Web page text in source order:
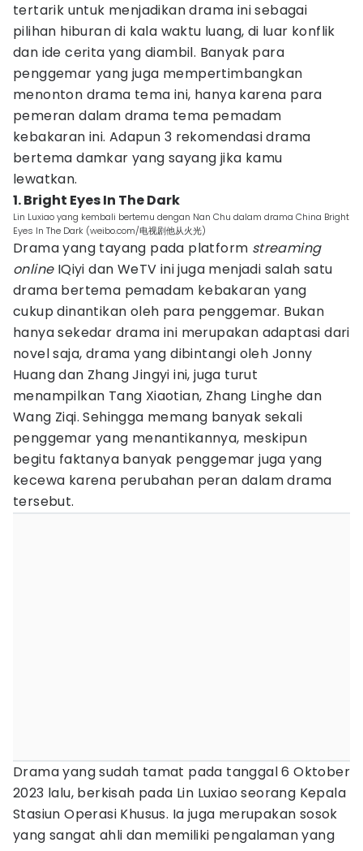
tertarik untuk menjadikan drama ini sebagai
pilihan hiburan di kala waktu luang, di luar konflik
dan ide cerita yang diambil. Banyak para
penggemar yang juga mempertimbangkan
menonton drama tema ini, hanya karena para
pemeran dalam drama tema pemadam
kebakaran ini. Adapun 3 rekomendasi drama
bertema damkar yang sayang jika kamu
lewatkan.
1. Bright Eyes In The Dark
Lin Luxiao yang kembali bertemu dengan Nan Chu dalam drama China Bright
Eyes In The Dark (weibo.com/电视剧他从火光)
Drama yang tayang pada platform streaming
onlineIQiyi dan WeTV ini juga menjadi salah satu
drama bertema pemadam kebakaran yang
cukup dinantikan oleh para penggemar. Bukan
hanya sekedar drama ini merupakan adaptasi dari
novel saja, drama yang dibintangi oleh Jonny
Huang dan Zhang Jingyi ini, juga turut
menampilkan Tang Xiaotian, Zhang Linghe dan
Wang Ziqi. Sehingga memang banyak sekali
penggemar yang menantikannya, meskipun
begitu faktanya banyak penggemar juga yang
kecewa karena perubahan peran dalam drama
tersebut.
Drama yang sudah tamat pada tanggal 6 Oktober
2023 lalu, berkisah pada Lin Luxiao seorang Kepala
Stasiun Operasi Khusus. Ia juga merupakan sosok
yang sangat ahli dan memiliki pengalaman yang